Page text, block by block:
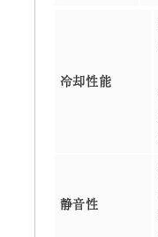
冷却性能
静音性